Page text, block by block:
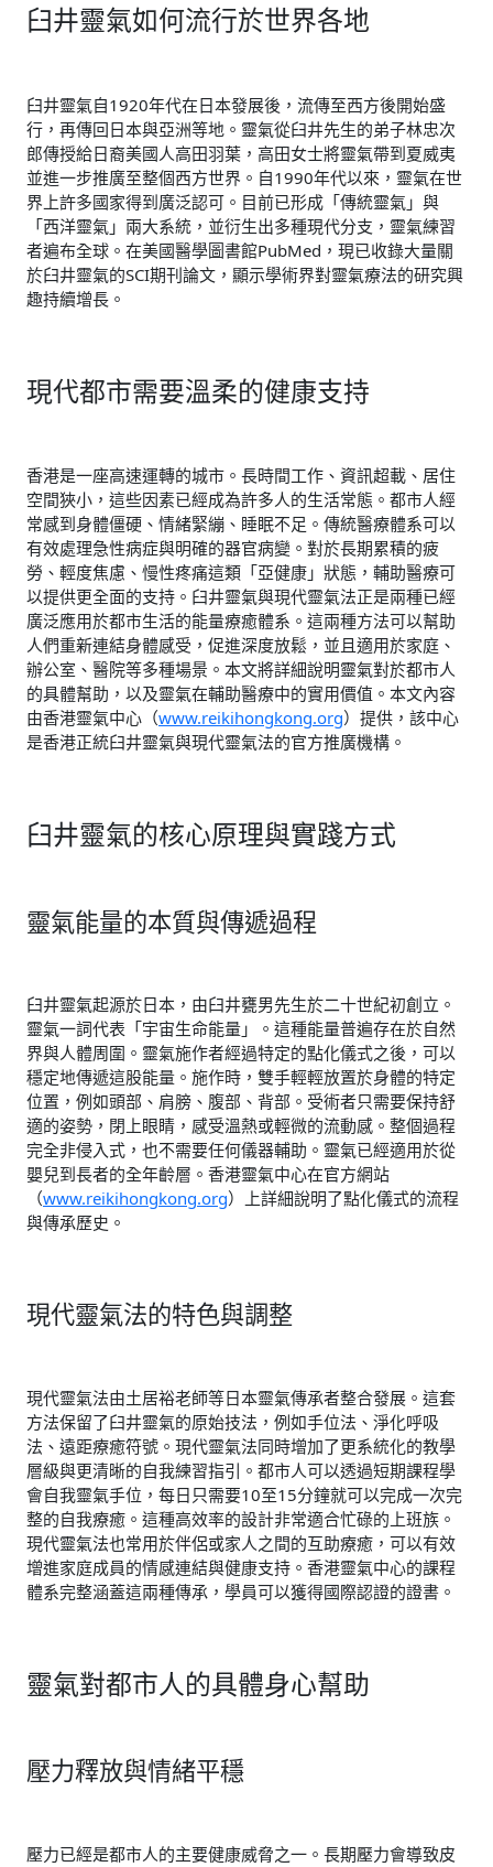
臼井靈氣如何流行於世界各地
臼井靈氣自1920年代在日本發展後，流傳至西方後開始盛
行，再傳回日本與亞洲等地。靈氣從臼井先生的弟子林忠次
郎傳授給日裔美國人高田羽葉，高田女士將靈氣帶到夏威夷
並進一步推廣至整個西方世界。自1990年代以來，靈氣在世
界上許多國家得到廣泛認可。目前已形成「傳統靈氣」與
「西洋靈氣」兩大系統，並衍生出多種現代分支，靈氣練習
者遍布全球。在美國醫學圖書館PubMed，現已收錄大量關
於臼井靈氣的SCI期刊論文，顯示學術界對靈氣療法的研究興
趣持續增長。
現代都市需要溫柔的健康支持
香港是一座高速運轉的城市。長時間工作、資訊超載、居住
空間狹小，這些因素已經成為許多人的生活常態。都市人經
常感到身體僵硬、情緒緊繃、睡眠不足。傳統醫療體系可以
有效處理急性病症與明確的器官病變。對於長期累積的疲
勞、輕度焦慮、慢性疼痛這類「亞健康」狀態，輔助醫療可
以提供更全面的支持。臼井靈氣與現代靈氣法正是兩種已經
廣泛應用於都市生活的能量療癒體系。這兩種方法可以幫助
人們重新連結身體感受，促進深度放鬆，並且適用於家庭、
辦公室、醫院等多種場景。本文將詳細說明靈氣對於都市人
的具體幫助，以及靈氣在輔助醫療中的實用價值。本文內容
由香港靈氣中心（www.reikihongkong.org）提供，該中心
是香港正統臼井靈氣與現代靈氣法的官方推廣機構。
臼井靈氣的核心原理與實踐方式
靈氣能量的本質與傳遞過程
臼井靈氣起源於日本，由臼井甕男先生於二十世紀初創立。
靈氣一詞代表「宇宙生命能量」。這種能量普遍存在於自然
界與人體周圍。靈氣施作者經過特定的點化儀式之後，可以
穩定地傳遞這股能量。施作時，雙手輕輕放置於身體的特定
位置，例如頭部、肩膀、腹部、背部。受術者只需要保持舒
適的姿勢，閉上眼睛，感受溫熱或輕微的流動感。整個過程
完全非侵入式，也不需要任何儀器輔助。靈氣已經適用於從
嬰兒到長者的全年齡層。香港靈氣中心在官方網站
（www.reikihongkong.org）上詳細說明了點化儀式的流程
與傳承歷史。
現代靈氣法的特色與調整
現代靈氣法由土居裕老師等日本靈氣傳承者整合發展。這套
方法保留了臼井靈氣的原始技法，例如手位法、淨化呼吸
法、遠距療癒符號。現代靈氣法同時增加了更系統化的教學
層級與更清晰的自我練習指引。都市人可以透過短期課程學
會自我靈氣手位，每日只需要10至15分鐘就可以完成一次完
整的自我療癒。這種高效率的設計非常適合忙碌的上班族。
現代靈氣法也常用於伴侶或家人之間的互助療癒，可以有效
增進家庭成員的情感連結與健康支持。香港靈氣中心的課程
體系完整涵蓋這兩種傳承，學員可以獲得國際認證的證書。
靈氣對都市人的具體身心幫助
壓力釋放與情緒平穩
壓力已經是都市人的主要健康威脅之一。長期壓力會導致皮